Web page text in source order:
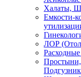
Халаты,
Емкости-
ЛОР